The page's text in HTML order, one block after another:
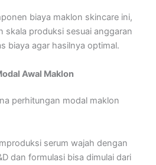
biaya maklon skincare ini,
skala produksi sesuai anggaran
biaya agar hasilnya optimal.
Awal Maklon
perhitungan modal maklon
serum wajah dengan
dan formulasi bisa dimulai dari